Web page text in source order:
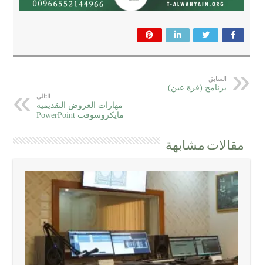
السابق
برنامج (قرة عين)
التالي
مهارات العروض التقديمية
مايكروسوفت PowerPoint
مقالات مشابهة